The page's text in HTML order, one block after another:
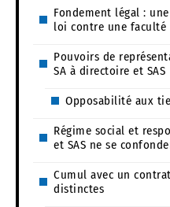
Fondement légal :
loi contre une faculté
Pouvoirs de
SA à directoire et SAS
Opposabilité aux
Régime social et
et SAS ne se
Cumul avec un
distinctes